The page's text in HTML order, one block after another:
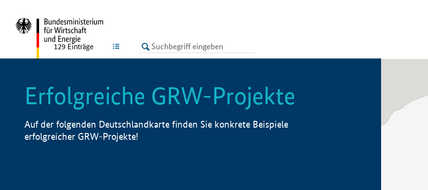
LISTE
129 Einträge
Erfolgreiche GRW-Projekte
Auf der folgenden Deutschlandkarte finden Sie konkrete Beispiele
erfolgreicher GRW-Projekte!